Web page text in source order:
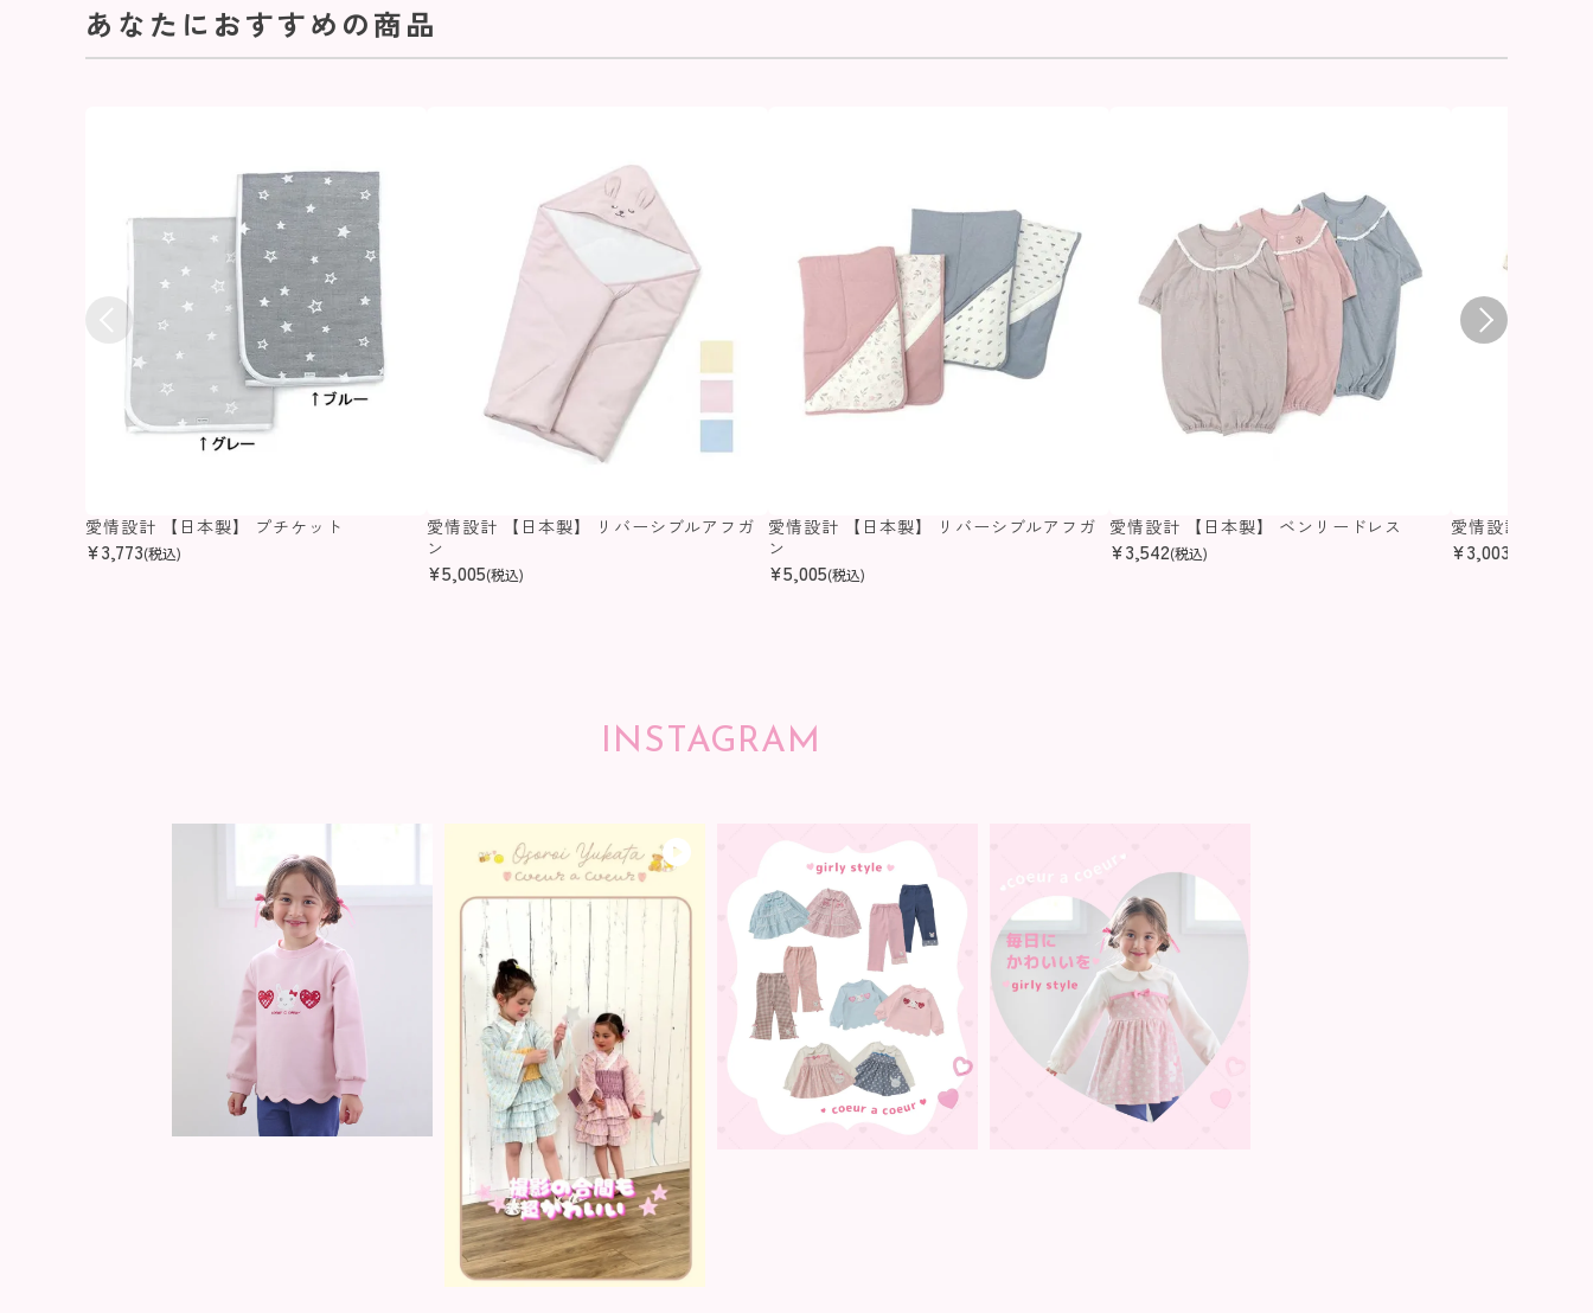
あなたにおすすめの商品
愛情設計 【日本製】 プチケット
¥3,773(税込)
愛情設計 【日本製】 リバーシブルアフガ
ン
¥5,005(税込)
愛情設計 【日本製】 リバーシブルアフガ
ン
¥5,005(税込)
愛情設計 【日本製】 ベンリードレス
¥3,542(税込)
愛情設計 【日本
¥3,003
INSTAGRAM